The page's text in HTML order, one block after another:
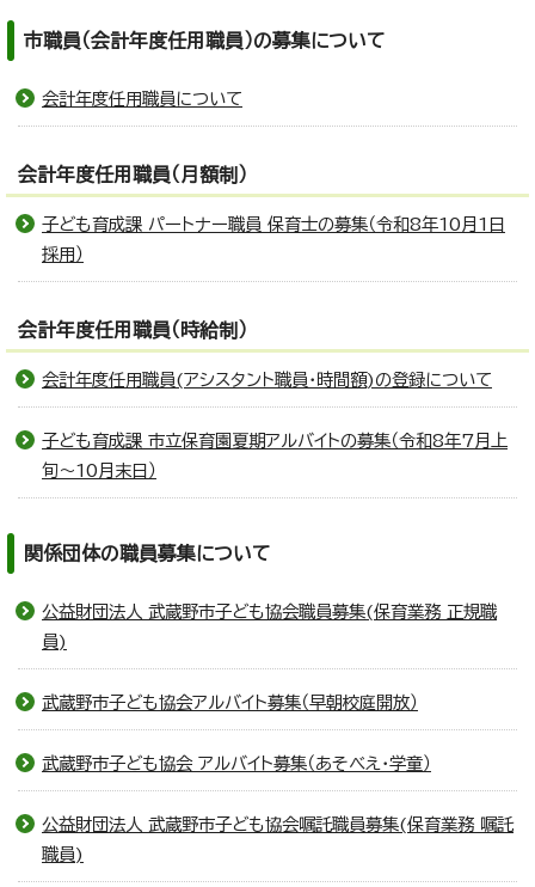
市職員（会計年度任用職員）の募集について
会計年度任用職員について
会計年度任用職員（月額制）
子ども育成課 パートナー職員 保育士の募集（令和8年10月1日
採用）
会計年度任用職員（時給制）
会計年度任用職員(アシスタント職員・時間額)の登録について
子ども育成課 市立保育園夏期アルバイトの募集（令和8年7月上
旬～10月末日）
関係団体の職員募集について
公益財団法人 武蔵野市子ども協会職員募集(保育業務 正規職
員)
武蔵野市子ども協会アルバイト募集（早朝校庭開放）
武蔵野市子ども協会 アルバイト募集（あそべえ・学童）
公益財団法人 武蔵野市子ども協会嘱託職員募集(保育業務 嘱託
職員)